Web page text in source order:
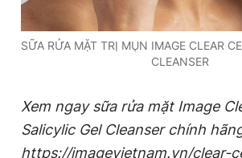
SỮA RỬA MẶT TRỊ MỤN IMAGE CLEAR
CLEANSER
Xem ngay sữa rửa mặt Image
Salicylic Gel Cleanserchính
https://imagevietnam.vn/clear-